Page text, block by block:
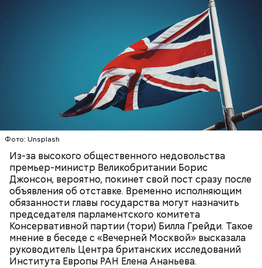
Фото: Unsplash
Из-за высокого общественного недовольства
премьер-министр Великобритании Борис
Джонсон, вероятно, покинет свой пост сразу после
объявления об отставке. Временно исполняющим
обязанности главы государства могут назначить
председателя парламентского комитета
Консервативной партии (тори) Билла Грейди. Такое
мнение в беседе с «Вечерней Москвой» высказала
руководитель Центра британских исследований
Института Европы РАН Елена Ананьева.
— Во время перелета вы больше облучаетесь, чем в
период нахождения не территории в течение
одного рабочего дня, — констатировал он.